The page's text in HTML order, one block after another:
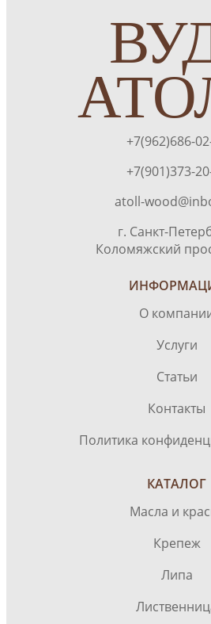
+7(962)686-
+7(901)373-
atoll-
г. Санкт-
Коломяжский
О
Услуги
Статьи
Контакты
Политика
КАТАЛОГ
Масла и
Крепеж
Липа